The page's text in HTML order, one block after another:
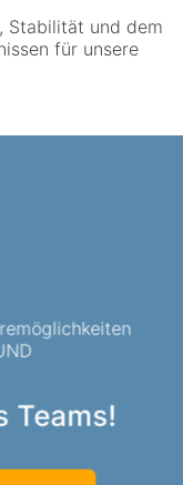
Stabilität und dem
für unsere
Teams!